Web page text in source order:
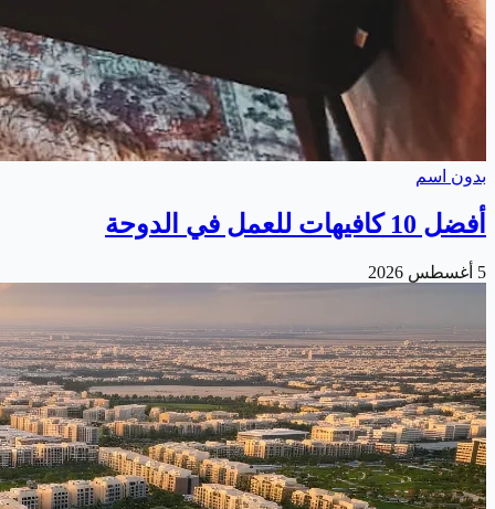
بدون اسم
أفضل 10 كافيهات للعمل في الدوحة
5 أغسطس 2026